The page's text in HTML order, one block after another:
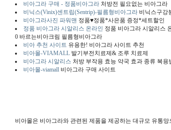
비아그라 구매 - 정품비아그라처방전 필요없는 비아그라
비닉스(Vinix)센트립(Sentrip)-필름형비아그라비닉스구강
비아그라사진 파워맨 정품♥정품*사은품 증정*세트할인
정품 비아그라 시알리스 온라인 정품 비아그라 시알리스
0 바르는비아크림 필름형비아그라
비아 추천 사이트 유용한! 비아그라 사이트 추천
비아몰-VIAMALL발기부전치료제& 조루 치료제
비아그라 시알리스 처방 부작용 효능 약국 효과 종류 복
비아몰-viamall비아그라 구매 사이트
비아몰은 비아그라와 관련된 제품을 제공하는 대규모 유통